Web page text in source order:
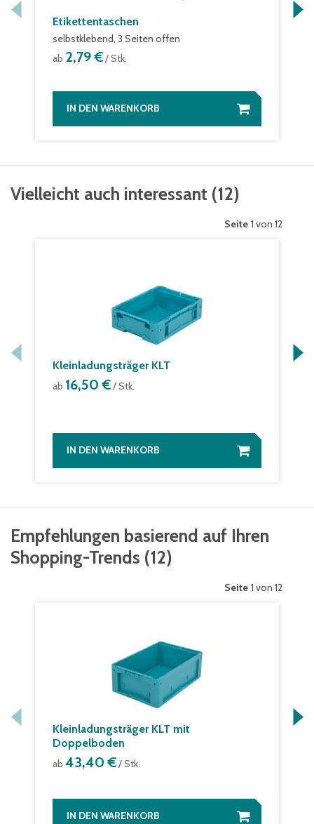
Etikettentaschen
selbstklebend, 3 Seiten offen
ab 2,79 €/ Stk.
IN DEN WARENKORB
Vielleicht auch interessant (12)
Seite 1 von 12
Kleinladungsträger KLT
ab 16,50 €/ Stk.
IN DEN WARENKORB
Empfehlungen basierend auf Ihren
Shopping-Trends (12)
Seite 1 von 12
Kleinladungsträger KLT mit
Doppelboden
ab 43,40 €/ Stk.
IN DEN WARENKORB